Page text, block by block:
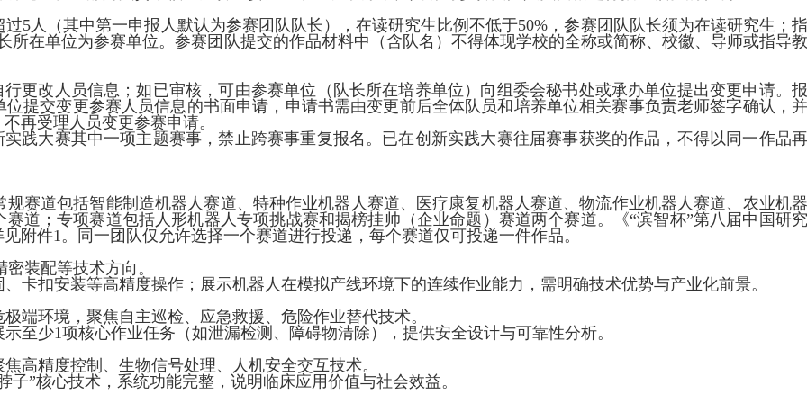
过5人（其中第一申报人默认为参赛团队队长），在读研究生比例不低于50% ，参赛团队队长须为在读研究生；
所在单位为参赛单位。参赛团队提交的作品材料中（含队名）不得体现学校的全称或简称、校徽、导师或指导
更改人员信息；如已审核，可由参赛单位（队长所在培养单位）向组委会秘书处或承办单位提出变更申请。报
提交变更参赛人员信息的书面申请，申请书需由变更前后全体队员和培养单位相关赛事负责老师签字确认，并
再受理人员变更参赛申请。
践大赛其中一项主题赛事，禁止跨赛事重复报名。已在创新实践大赛往届赛事获奖的作品，不得以同一作品再
赛道包括智能制造机器人赛道、特种作业机器人赛道、医疗康复机器人赛道、物流作业机器人赛道、农业机器
道；专项赛道包括人形机器人专项挑战赛和揭榜挂帅（企业命题）赛道两个赛道。《“滨智杯”第八届中国研究
见附件1。同一团队仅允许选择一个赛道进行投递，每个赛道仅可投递一件作品。
装配等技术方向。
卡扣安装等高精度操作；展示机器人在模拟产线环境下的连续作业能力，需明确技术优势与产业化前景。
端环境，聚焦自主巡检、应急救援、危险作业替代技术。
示至少1项核心作业任务（如泄漏检测、障碍物清除），提供安全设计与可靠性分析。
高精度控制、生物信号处理、人机安全交互技术。
”核心技术，系统功能完整，说明临床应用价值与社会效益。